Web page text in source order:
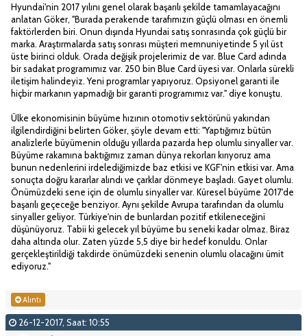
Hyundai'nin 2017 yılını genel olarak başarılı şekilde tamamlayacağını
anlatan Göker, "Burada perakende tarafımızın güçlü olması en önemli
faktörlerden biri. Onun dışında Hyundai satış sonrasında çok güçlü bir
marka. Araştırmalarda satış sonrası müşteri memnuniyetinde 5 yıl üst
üste birinci olduk. Orada değişik projelerimiz de var. Blue Card adında
bir sadakat programımız var. 250 bin Blue Card üyesi var. Onlarla sürekli
iletişim halindeyiz. Yeni programlar yapıyoruz. Opsiyonel garanti ile
hiçbir markanın yapmadığı bir garanti programımız var." diye konuştu.
Ülke ekonomisinin büyüme hızının otomotiv sektörünü yakından
ilgilendirdiğini belirten Göker, şöyle devam etti: "Yaptığımız bütün
analizlerle büyümenin olduğu yıllarda pazarda hep olumlu sinyaller var.
Büyüme rakamına baktığımız zaman dünya rekorları kırıyoruz ama
bunun nedenlerini irdelediğimizde baz etkisi ve KGF'nin etkisi var. Ama
sonuçta doğru kararlar alındı ve çarklar dönmeye başladı. Gayet olumlu.
Önümüzdeki sene için de olumlu sinyaller var. Küresel büyüme 2017'de
başarılı geçeceğe benziyor. Aynı şekilde Avrupa tarafından da olumlu
sinyaller geliyor. Türkiye'nin de bunlardan pozitif etkileneceğini
düşünüyoruz. Tabii ki gelecek yıl büyüme bu seneki kadar olmaz. Biraz
daha altında olur. Zaten yüzde 5,5 diye bir hedef konuldu. Onlar
gerçekleştirildiği takdirde önümüzdeki senenin olumlu olacağını ümit
ediyoruz."
Alıntı
26-12-2017, Saat: 10:55